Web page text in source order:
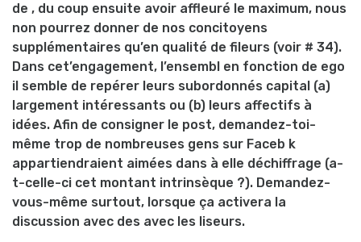
de , du coup ensuite avoir affleuré le maximum, nous
non pourrez donner de nos concitoyens
supplémentaires qu’en qualité de fileurs (voir # 34).
Dans cet’engagement, l’ensembl en fonction de ego
il semble de repérer leurs subordonnés capital (a)
largement intéressants ou (b) leurs affectifs à
idées. Afin de consigner le post, demandez-toi-
même trop de nombreuses gens sur Faceb k
appartiendraient aimées dans à elle déchiffrage (a-
t-celle-ci cet montant intrinsèque ?). Demandez-
vous-même surtout, lorsque ça activera la
discussion avec des avec les liseurs.